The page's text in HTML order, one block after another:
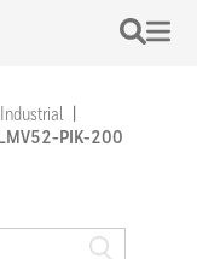
LMV52-PIK-200